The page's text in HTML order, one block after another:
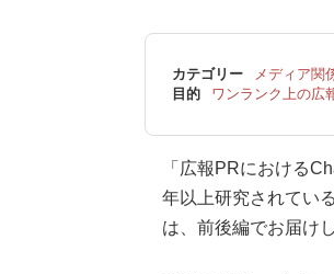
カテゴリー メディア関
目的
ワンランク上の広
「広報PRにおける
年以上研究されてい
は、前後編でお届け